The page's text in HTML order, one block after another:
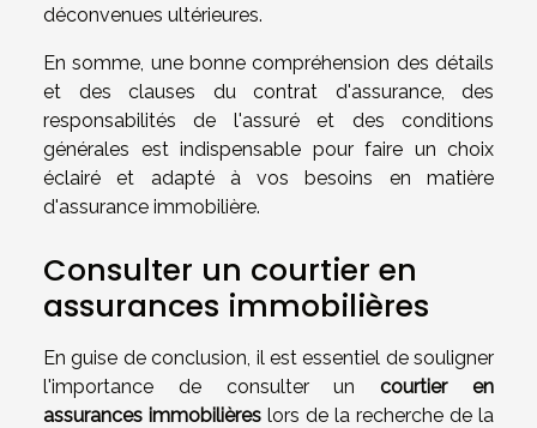
déconvenues ultérieures.
En somme, une bonne compréhension des détails
et des clauses du contrat d'assurance, des
responsabilités de l'assuré et des conditions
générales est indispensable pour faire un choix
éclairé et adapté à vos besoins en matière
d'assurance immobilière.
Consulter un courtier en
assurances immobilières
En guise de conclusion, il est essentiel de souligner
l'importance de consulter uncourtier en
assurances immobilières lors de la recherche de la